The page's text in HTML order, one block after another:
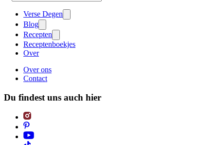
Verse Degen
Blog
Recepten
Receptenboekjes
Over
Over ons
Contact
Du findest uns auch hier